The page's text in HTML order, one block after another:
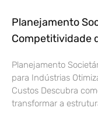
Planejamento
Competitividade
Planejamento
para Indústrias
Custos Descubra
transformar a